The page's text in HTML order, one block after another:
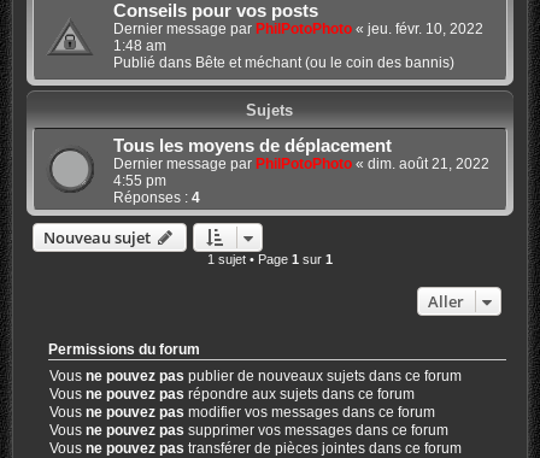
Conseils pour vos posts
Dernier message par PhilPotoPhoto« jeu. févr. 10, 2022
1:48 am
Publié dans Bête et méchant (ou le coin des bannis)
Sujets
Tous les moyens de déplacement
Dernier message par PhilPotoPhoto« dim. août 21, 2022
4:55 pm
Réponses : 4
Nouveau sujet
1 sujet • Page 1 sur 1
Aller
Permissions du forum
Vousne pouvez pas publier de nouveaux sujets dans ce forum
Vousne pouvez pas répondre aux sujets dans ce forum
Vousne pouvez pas modifier vos messages dans ce forum
Vousne pouvez pas supprimer vos messages dans ce forum
Vousne pouvez pas transférer de pièces jointes dans ce forum